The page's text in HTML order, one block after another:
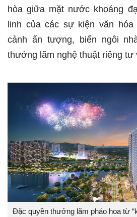
hòa giữa mặt nước khoáng
linh của các sự kiện văn
cảnh ấn tượng, biến ngôi
thưởng lãm nghệ thuật riêng tư
Đặc quyền thưởng lãm pháo hoa từ